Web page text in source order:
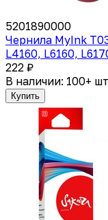
5201890000
Чернила MyInk
L4160, L6160,
222 ₽
В наличии: 100+ шт
Купить